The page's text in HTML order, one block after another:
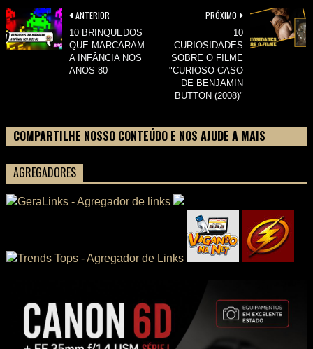
PRÓXIMO
10
CURIOSIDADES
SOBRE O FILME
"CURIOSO CASO
DE BENJAMIN
BUTTON (2008)"
ANTERIOR
10 BRINQUEDOS
QUE MARCARAM
A INFÂNCIA NOS
ANOS 80
COMPARTILHE NOSSO CONTEÚDO E NOS AJUDE A MAIS
AGREGADORES